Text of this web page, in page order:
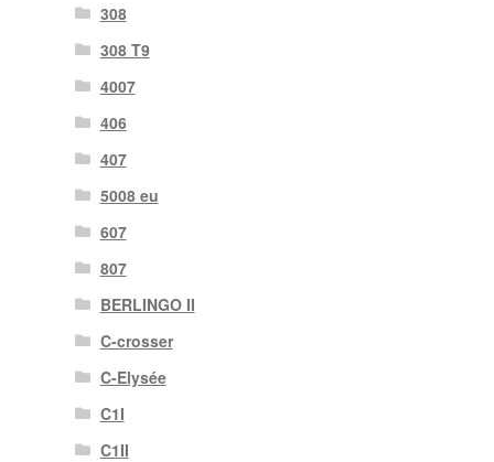
308
308 T9
4007
406
407
5008 eu
607
807
BERLINGO II
C-crosser
C-Elysée
C1I
C1II